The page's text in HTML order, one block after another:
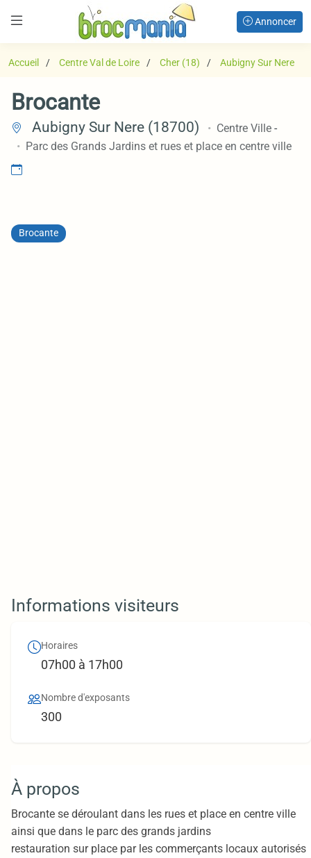
Annoncer
Accueil Centre Val de Loire Cher (18) Aubigny Sur Nere
Brocante
Aubigny Sur Nere (18700) Centre Ville -
Parc des Grands Jardins et rues et place en centre ville
Brocante
Informations visiteurs
Horaires
07h00 à 17h00
Nombre d'exposants
300
À propos
Brocante se déroulant dans les rues et place en centre ville
ainsi que dans le parc des grands jardins
restauration sur place par les commerçants locaux autorisés